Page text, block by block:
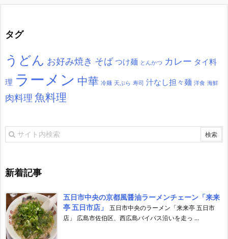
タグ
うどん お好み焼き そば つけ麺 とんかつ カレー タイ料
理 ラーメン 中華 冷麺 天ぷら 寿司 汁なし担々麺 洋食 海鮮
肉料理 魚料理
新着記事
五日市中央の京都風醤油ラーメンチェーン「来来
亭 五日市店」
五日市中央のラーメン「来来亭 五日市
店」 広島市佐伯区、西広島バイパス沿いを走っ ...